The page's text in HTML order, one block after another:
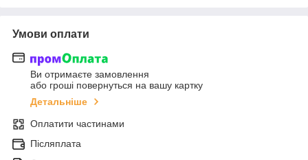
Умови оплати
Ви отримаєте замовлення
або гроші повернуться на вашу картку
Детальніше
Оплатити частинами
Післяплата